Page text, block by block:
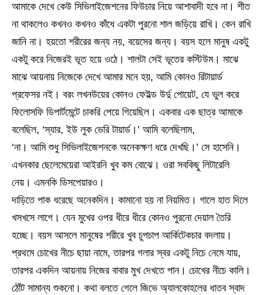
আমাকে দেখে কেউ সিভিলাইজেশনের ফিউচার নিয়ে আশাবাদী হবে না। শীত
না থাকলেও কখনও কখনও কাঁধে একটা পুরনো শাল জড়িয়ে রাখি। কেন রাখি
জানি না। হয়তো শরীরের জন্য নয়, বয়েসের জন্য। বয়স হলে মানুষ একটু
একটু করে নিজেরই ভূত হয়ে ওঠে। শালটা সেই ভূতের কস্টিউম। মাঝে
মাঝে আয়নায় নিজেকে দেখে আমার মনে হয়, আমি কোনও রিটায়ার্ড
প্রফেসর নই। বরং লখনউয়ের কোনও ফেইল্ড উর্দু পোয়েট, যে ভুল করে
ফিলোসফি ডিপার্টমেন্টে চাকরি পেয়ে গিয়েছিল। একবার এক ছাত্র আমাকে
বলেছিল, ‘স্যার, ইউ লুক ভেরি টায়ার্ড।’ আমি বলেছিলাম,
‘না। আমি শুধু সিভিলাইজেশনকে অনেকক্ষণ ধরে দেখছি।’ সে হাসেনি।
এখনকার ছেলেমেয়েরা আইরনি খুব কম বোঝে। ওরা সবকিছু লিটারেলি
নেয়। এমনকি ডিসপেয়ারও।
দাড়িতে পাক ধরেছে অনেকদিন। কামানো হয় না নিয়মিত। গালে হাত দিলে
খসখসে লাগে। যেন মুখের ওপর ধীরে ধীরে কোনও পুরনো দেয়াল তৈরি
হচ্ছে। বয়স আসলে মানুষের শরীরে খুব চুপচাপ আর্কিটেকচার বদলায়।
প্রথমে চোখের নীচে ছায়া নামে, তারপর গলার স্বর একটু নিচে নেমে যায়,
তারপর একদিন আয়নায় নিজের বাবার মুখ দেখতে পান। চোখের নীচে কালি।
ঠোঁট সামান্য শুকনো। কথা বলতে গেলে জিভে অ্যালকোহলের ধাতব স্বাদ